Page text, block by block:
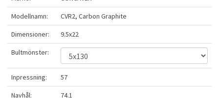
Modellnamn: CVR2, Carbon Graphite
Dimensioner: 9.5x22
Bultmönster:
Inpressning: 57
Navhål: 74.1